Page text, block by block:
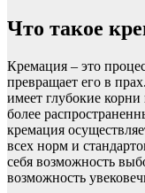
Что такое
Кремация – это
превращает его в
имеет глубокие корни
более
кремация
всех норм и
себя возможность
возможность